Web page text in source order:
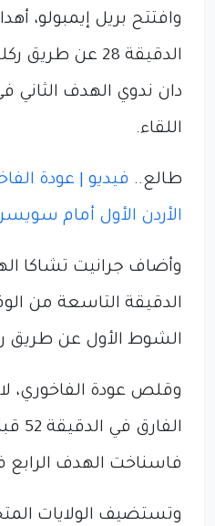
وافتتح بريل إيمبولو،
الدقيقة 28 عن
اللقاء.
طالع.. فيديو | عودة
الأردن الأول أمام
وأضاف جرانيت تشاكا
الدقيقة التاسعة من
الشوط الأول عن طريق
وقلص عودة الفاخوري،
فاسناخت الهدف الرابع في
وتستضيف الولايات